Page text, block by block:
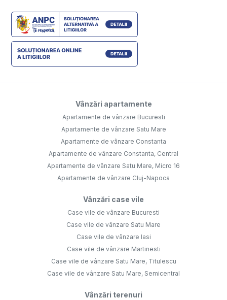
Vânzări apartamente
Apartamente de vânzare Bucuresti
Apartamente de vânzare Satu Mare
Apartamente de vânzare Constanta
Apartamente de vânzare Constanta, Central
Apartamente de vânzare Satu Mare, Micro 16
Apartamente de vânzare Cluj-Napoca
Vânzări case vile
Case vile de vânzare Bucuresti
Case vile de vânzare Satu Mare
Case vile de vânzare Iasi
Case vile de vânzare Martinesti
Case vile de vânzare Satu Mare, Titulescu
Case vile de vânzare Satu Mare, Semicentral
Vânzări terenuri